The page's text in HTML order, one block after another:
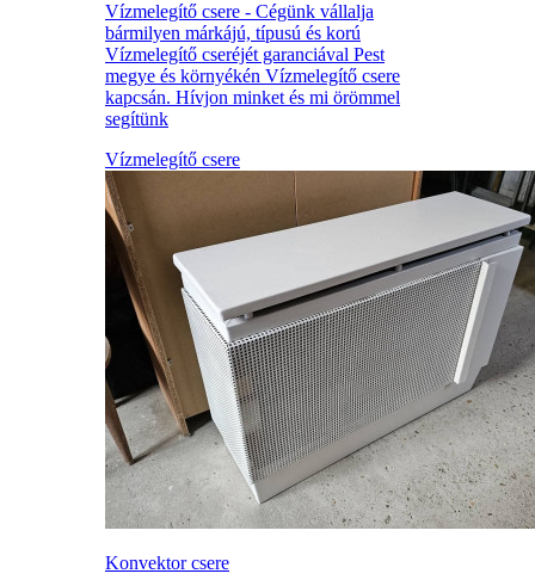
Vízmelegítő csere - Cégünk vállalja
bármilyen márkájú, típusú és korú
Vízmelegítő cseréjét garanciával Pest
megye és környékén Vízmelegítő csere
kapcsán. Hívjon minket és mi örömmel
segítünk
Vízmelegítő csere
Konvektor csere